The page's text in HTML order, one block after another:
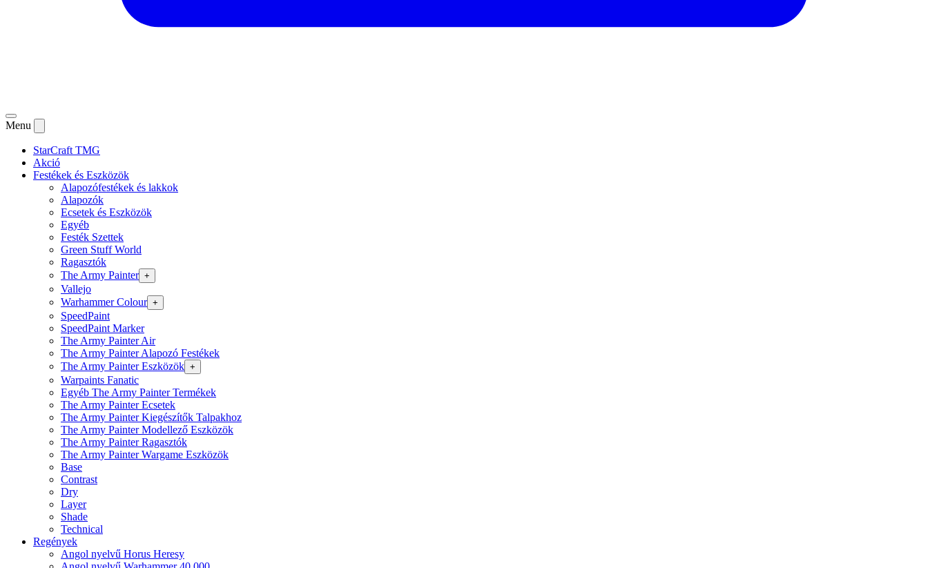
Menu
StarCraft TMG
Akció
Festékek és Eszközök
Alapozófestékek és lakkok
Alapozók
Ecsetek és Eszközök
Egyéb
Festék Szettek
Green Stuff World
Ragasztók
The Army Painter +
Vallejo
Warhammer Colour +
SpeedPaint
SpeedPaint Marker
The Army Painter Air
The Army Painter Alapozó Festékek
The Army Painter Eszközök +
Warpaints Fanatic
Egyéb The Army Painter Termékek
The Army Painter Ecsetek
The Army Painter Kiegészítők Talpakhoz
The Army Painter Modellező Eszközök
The Army Painter Ragasztók
The Army Painter Wargame Eszközök
Base
Contrast
Dry
Layer
Shade
Technical
Regények
Angol nyelvű Horus Heresy